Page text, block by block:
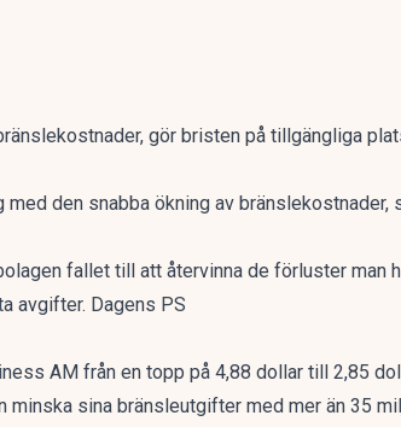
gör bristen på tillgängliga
med den snabba ökning av
fallet till att återvinna de förluster man
avgifter. Dagens PS
AM från en topp på 4,88 dollar till 2,85
minska sina bränsleutgifter med mer än 35